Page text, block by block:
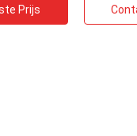
Prijs